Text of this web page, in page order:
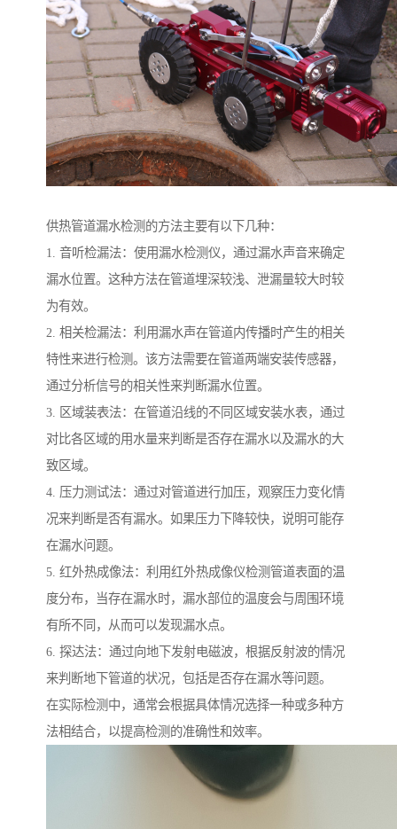
供热管道漏水检测的方法主要有以下几种：
1. 音听检漏法：使用漏水检测仪，通过漏水声音来确定
漏水位置。这种方法在管道埋深较浅、泄漏量较大时较
为有效。
2. 相关检漏法：利用漏水声在管道内传播时产生的相关
特性来进行检测。该方法需要在管道两端安装传感器，
通过分析信号的相关性来判断漏水位置。
3. 区域装表法：在管道沿线的不同区域安装水表，通过
对比各区域的用水量来判断是否存在漏水以及漏水的大
致区域。
4. 压力测试法：通过对管道进行加压，观察压力变化情
况来判断是否有漏水。如果压力下降较快，说明可能存
在漏水问题。
5. 红外热成像法：利用红外热成像仪检测管道表面的温
度分布，当存在漏水时，漏水部位的温度会与周围环境
有所不同，从而可以发现漏水点。
6. 探达法：通过向地下发射电磁波，根据反射波的情况
来判断地下管道的状况，包括是否存在漏水等问题。
在实际检测中，通常会根据具体情况选择一种或多种方
法相结合，以提高检测的准确性和效率。